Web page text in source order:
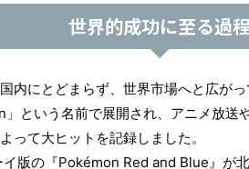
世界的成功に至る過
内にとどまらず、世界市場へと広がっ
という名前で展開され、アニメ放送
って大ヒットを記録しました。
版の『Pokémon Red and Blue』が北